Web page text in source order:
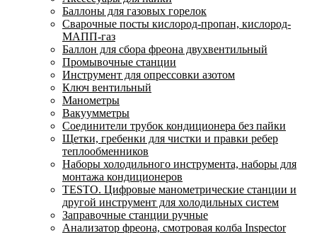
Баллоны для газовых горелок
Сварочные посты кислород-пропан, кислород-
МАПП-газ
Баллон для сбора фреона двухвентильный
Промывочные станции
Инструмент для опрессовки азотом
Ключ вентильный
Манометры
Вакуумметры
Соединители трубок кондиционера без пайки
Щетки, гребенки для чистки и правки ребер
теплообменников
Наборы холодильного инструмента, наборы для
монтажа кондиционеров
TESTO. Цифровые манометрические станции и
другой инструмент для холодильных систем
Заправочные станции ручные
Анализатор фреона, смотровая колба Inspector